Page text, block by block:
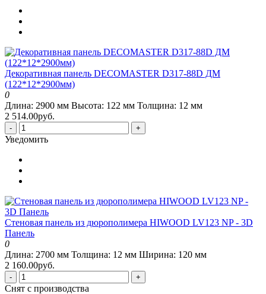
Декоративная панель DECOMASTER D317-88D ДМ
(122*12*2900мм)
0
Длина: 2900 мм Высота: 122 мм Толщина: 12 мм
2 514.00руб.
- +
Уведомить
Стеновая панель из дюрополимера HIWOOD LV123 NP - 3D
Панель
0
Длина: 2700 мм Толщина: 12 мм Ширина: 120 мм
2 160.00руб.
- +
Снят с производства